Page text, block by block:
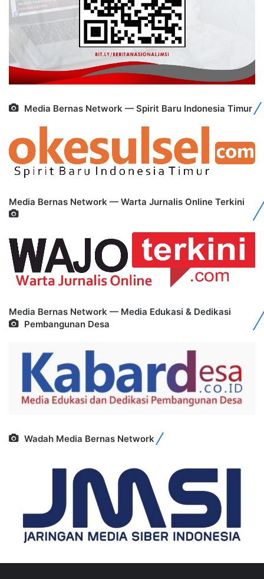
Media Bernas Network — Spirit Baru Indonesia Timur
Media Bernas Network — Warta Jurnalis Online Terkini
Media Bernas Network — Media Edukasi & Dedikasi
Pembangunan Desa
Wadah Media Bernas Network